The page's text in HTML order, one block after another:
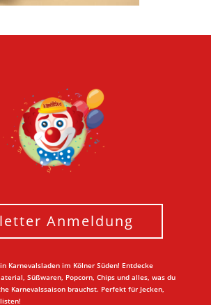
Anmeldung
Karnevalsladen im Kölner Süden! Entdecke
Süßwaren, Popcorn, Chips und alles, was du
Karnevalssaison brauchst. Perfekt für Jecken,